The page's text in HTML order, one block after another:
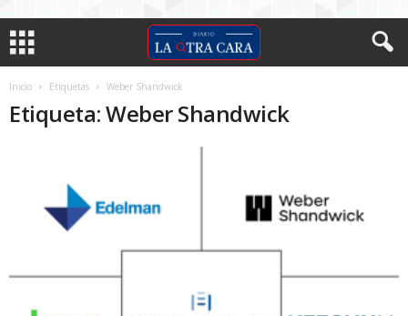
Inicio Etiquetas Weber Shandwick
Etiqueta: Weber Shandwick